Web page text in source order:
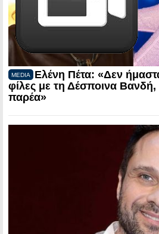
MEDIA
Ελένη Πέτα: «Δεν
φίλες με τη Δέσποινα
παρέα»